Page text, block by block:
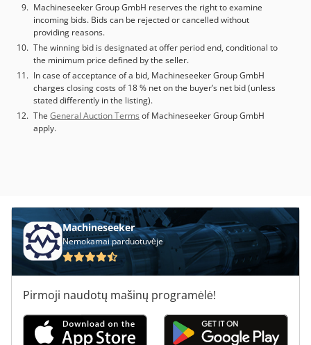
Machineseeker Group GmbH reserves the right to examine
incoming bids. Bids can be rejected or cancelled without
providing reasons.
The winning bid is designated at offer period end, conditional to
the minimum price defined by the seller.
In case of acceptance of a bid, Machineseeker Group GmbH
charges closing costs of 18 % net on the buyer’s net bid (unless
stated differently in the listing).
The General Auction Terms of Machineseeker Group GmbH
apply.
Machineseeker
Nemokamai parduotuvėje
Pirmoji naudotų mašinų programėlė!